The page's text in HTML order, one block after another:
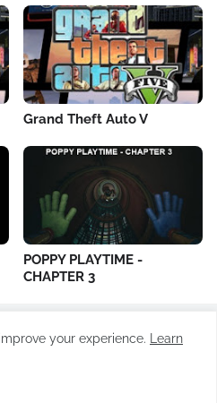
Grand Theft Auto V
POPPY PLAYTIME -
CHAPTER 3
your experience.
Learn